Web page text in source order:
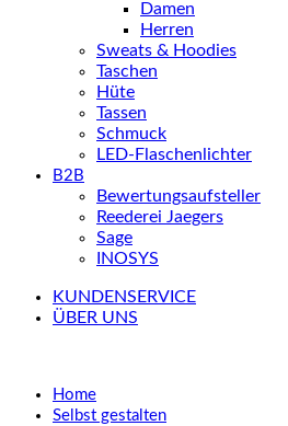
Damen
Herren
Sweats & Hoodies
Taschen
Hüte
Tassen
Schmuck
LED-Flaschenlichter
B2B
Bewertungsaufsteller
Reederei Jaegers
Sage
INOSYS
KUNDENSERVICE
ÜBER UNS
Home
Selbst gestalten